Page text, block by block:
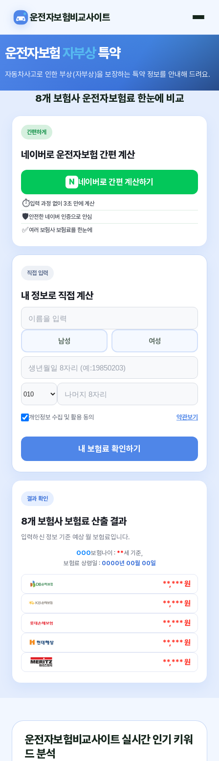
운전자보험비교사이트
운전자보험자부상특약
자동차사고로 인한 부상(자부상)을 보장하는 특약 정보를 안내해 드려요.
8개 보험사운전자보험료 한눈에 비교
간편하게
네이버로 운전자보험 간편 계산
N 네이버로 간편 계산하기
⏱입력 과정 없이 3초 만에 계산
🛡안전한 네이버 인증으로 안심
✅여러 보험사 보험료를 한눈에
직접 입력
내 정보로 직접 계산
남성 여성
개인정보 수집 및 활용 동의 약관보기
내 보험료 확인하기
결과 확인
8개 보험사 보험료 산출 결과
입력하신 정보 기준 예상 월 보험료입니다.
OOO보험나이 : **세 기준,
보험료 상령일 : 0000년 00월 00일
**,*** 원
**,*** 원
**,*** 원
**,*** 원
**,*** 원
운전자보험비교사이트 실시간 인기 키워
드 분석